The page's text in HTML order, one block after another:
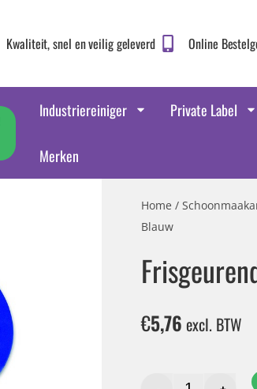
Kwaliteit, snel en veilig geleverd Online
Industriereiniger Private Label
Merken
Home /
Blauw
€5,76 excl. BTW